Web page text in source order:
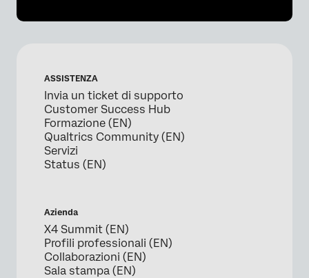
ASSISTENZA
Invia un ticket di supporto
Customer Success Hub
Formazione (EN)
Qualtrics Community (EN)
Servizi
Status (EN)
Azienda
X4 Summit (EN)
Profili professionali (EN)
Collaborazioni (EN)
Sala stampa (EN)